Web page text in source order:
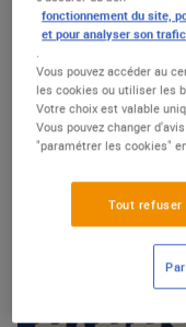
Le
fonctionnement du site,
et pour analyser son trafic
.
Vous pouvez accéder au
les cookies ou utiliser les
Votre choix est valable
Vous pouvez changer
"paramétrer les cookies"
Tout refuser